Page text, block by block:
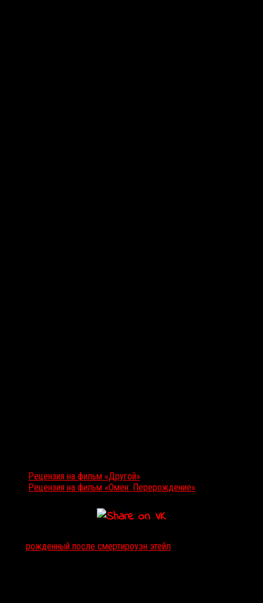
Рецензия на фильм «Другой»
Рецензия на фильм «Омен: Перерождение»
рожденный после смертироуэн этейл